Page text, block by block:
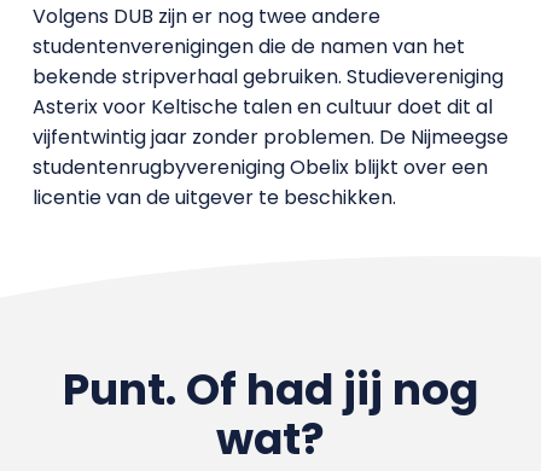
Volgens DUB zijn er nog twee andere
studentenverenigingen die de namen van het
bekende stripverhaal gebruiken. Studievereniging
Asterix voor Keltische talen en cultuur doet dit al
vijfentwintig jaar zonder problemen. De Nijmeegse
studentenrugbyvereniging Obelix blijkt over een
licentie van de uitgever te beschikken.
Punt. Of had jij nog
wat?